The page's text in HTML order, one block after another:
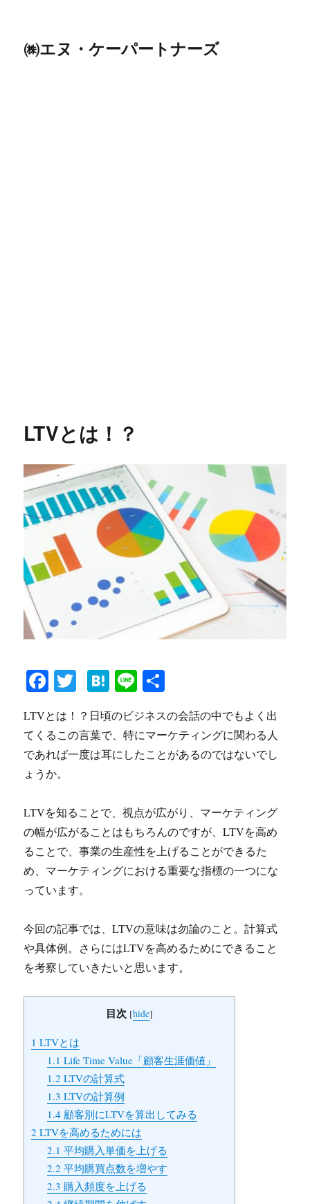
㈱エヌ・ケーパートナーズ
LTVとは！？
Fa
bo
ok
T
wi
tte
r
H
en
a
Li
有
LTVとは！？日頃のビジネスの会話の中でもよく出
てくるこの言葉で、特にマーケティングに関わる人
であれば一度は耳にしたことがあるのではないでし
ょうか。
LTVを知ることで、視点が広がり、マーケティング
の幅が広がることはもちろんのですが、LTVを高め
ることで、事業の生産性を上げることができるた
め、マーケティングにおける重要な指標の一つにな
っています。
今回の記事では、LTVの意味は勿論のこと。計算式
や具体例。さらにはLTVを高めるためにできること
を考察していきたいと思います。
目次 [hide]
1 LTVとは
1.1 Life Time Value「顧客生涯価値」
1.2 LTVの計算式
1.3 LTVの計算例
1.4 顧客別にLTVを算出してみる
2 LTVを高めるためには
2.1 平均購入単価を上げる
2.2 平均購買点数を増やす
2.3 購入頻度を上げる